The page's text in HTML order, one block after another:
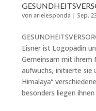
von arielesponda | Sep.
Eisner ist Logopädin
Gemeinsam mit ihrem
aufwuchs, initiierte sie
Himalaya“
besonders liegen ihnen